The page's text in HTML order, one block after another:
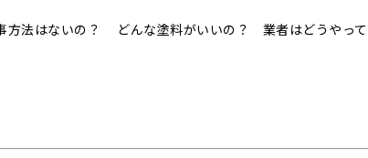
方法はないの？ どんな塗料がいいの？ 業者はどうやっ